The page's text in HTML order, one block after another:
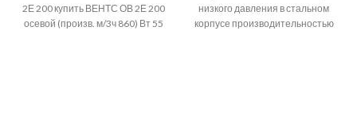
2Е 200 купить ВЕНТС ОВ 2Е 200
осевой (произв. м/3ч 860) Вт 55
низкого давления в стальном
корпусе производительностью